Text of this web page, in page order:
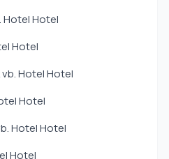
Hotel Hotel
Hotel
Hotel Hotel
Hotel
Hotel Hotel
Hotel